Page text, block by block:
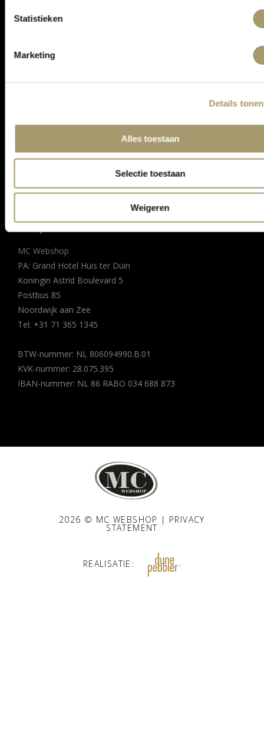
Statistieken
Marketing
Details tonen
Alles toestaan
Selectie toestaan
Weigeren
ALGEMENE VOORWAARDEN
MC Webshop
PA: Grand Hotel Huis ter Duin
Koningin Astrid Boulevard 5
Postbus 85
Noordwijk aan Zee
Tel: +31 71 365 1345
BTW-nummer: NL 806094990.B.01
KVK-nummer: 28.075.395
IBAN-nummer: NL 86 RABO 034 688 873
2026 © MC WEBSHOP | PRIVACY
STATEMENT
REALISATIE: